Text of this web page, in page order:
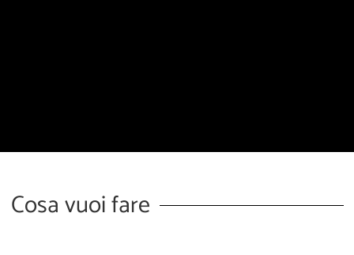
Cosa vuoi fare